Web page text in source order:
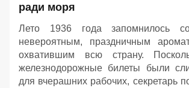
ради моря
Лето 1936 года запомнилось
невероятным, праздничным
охватившим всю страну.
железнодорожные билеты были
для вчерашних рабочих, секретарь